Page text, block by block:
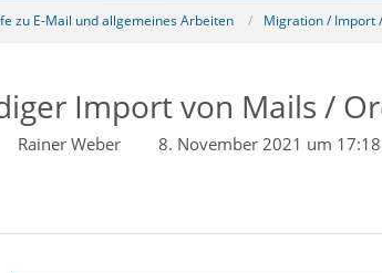
zu E-Mail und allgemeines Arbeiten Migration / Import
Import von Mails /
Rainer Weber 8. November 2021 um 17:18